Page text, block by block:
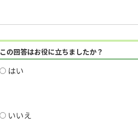
この回答はお役に立ちましたか？
はい
いいえ